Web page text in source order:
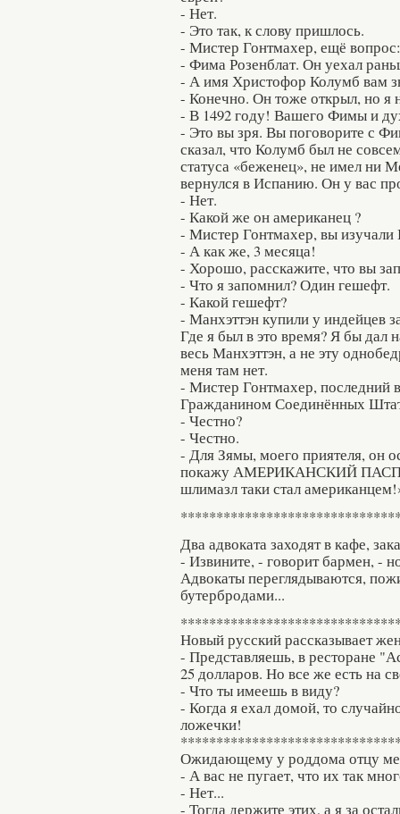
- Нет.
- Это так, к слову пришлось.
- Мистер Гонтмахер, ещё
- Фима Розенблат. Он уехал
- А имя Христофор Колумб вам
- Конечно. Он тоже открыл, но
- В 1492 году! Вашего Фимы и
- Это вы зря. Вы поговорите с
сказал, что Колумб был не
статуса «беженец», не имел ни
вернулся в Испанию. Он у вас
- Нет.
- Какой же он американец ?
- Мистер Гонтмахер, вы
- А как же, 3 месяца!
- Хорошо, расскажите, что вы
- Что я запомнил? Один гешефт.
- Какой гешефт?
- Манхэттэн купили у индейцев
Где я был в это время? Я бы дал
весь Манхэттэн, а не эту
меня там нет.
- Мистер Гонтмахер, последний
Гражданином Соединённых
- Честно?
- Честно.
- Для Зямы, моего приятеля, он
покажу АМЕРИКАНСКИЙ
шлимазл таки стал
Два адвоката заходят в кафе,
- Извините, - говорит бармен, -
Адвокаты переглядываются,
бутербродами...
Новый русский рассказывает
- Представляешь, в ресторане
25 долларов. Но все же есть на
- Что ты имеешь в виду?
- Когда я ехал домой, то
ложечки!
Ожидающему у роддома отцу
- А вас не пугает, что их так
- Нет...
- Тогда держите этих, а я за